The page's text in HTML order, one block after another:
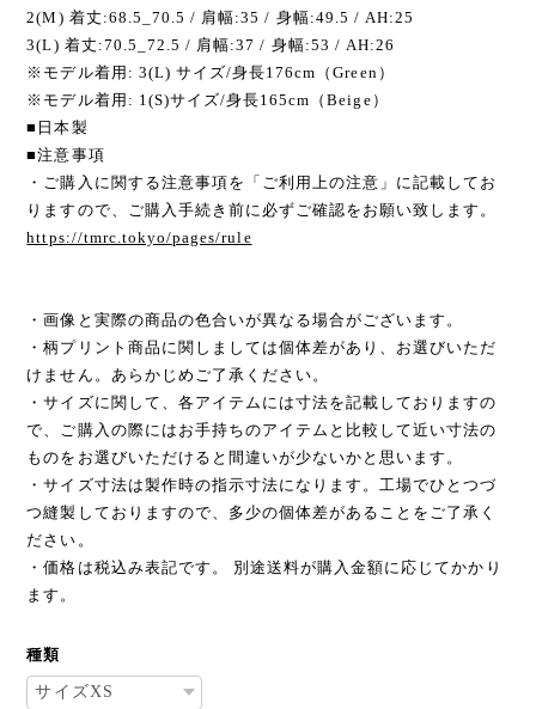
2(M) 着丈:68.5_70.5 / 肩幅:35 / 身幅:49.5 / AH:25
3(L) 着丈:70.5_72.5 / 肩幅:37 / 身幅:53 / AH:26
※モデル着用: 3(L) サイズ/身長176cm（Green）
※モデル着用: 1(S)サイズ/身長165cm（Beige）
■日本製
■注意事項
・ご購入に関する注意事項を「ご利用上の注意」に記載してお
りますので、ご購入手続き前に必ずご確認をお願い致します。
https://tmrc.tokyo/pages/rule
・画像と実際の商品の色合いが異なる場合がございます。
・柄プリント商品に関しましては個体差があり、お選びいただ
けません。あらかじめご了承ください。
・サイズに関して、各アイテムには寸法を記載しておりますの
で、ご購入の際にはお手持ちのアイテムと比較して近い寸法の
ものをお選びいただけると間違いが少ないかと思います。
・サイズ寸法は製作時の指示寸法になります。工場でひとつづ
つ縫製しておりますので、多少の個体差があることをご了承く
ださい。
・価格は税込み表記です。 別途送料が購入金額に応じてかかり
ます。
種類